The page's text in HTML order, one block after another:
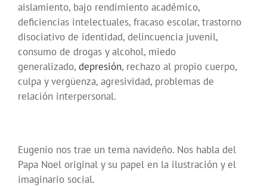
aislamiento, bajo rendimiento académico,
deficiencias intelectuales, fracaso escolar, trastorno
disociativo de identidad, delincuencia juvenil,
consumo de drogas y alcohol, miedo
generalizado, depresión, rechazo al propio cuerpo,
culpa y vergüenza, agresividad, problemas de
relación interpersonal.
Eugenio nos trae un tema navideño. Nos habla del
Papa Noel original y su papel en la ilustración y el
imaginario social.